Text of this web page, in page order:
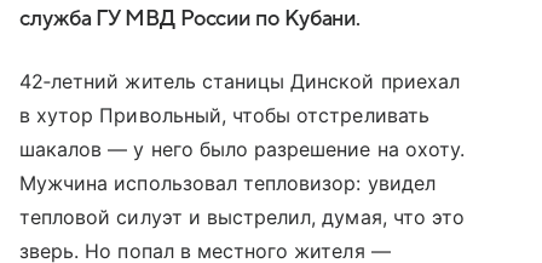
служба ГУ МВД России по Кубани.
42‑летний житель станицы Динской приехал
в хутор Привольный, чтобы отстреливать
шакалов — у него было разрешение на охоту.
Мужчина использовал тепловизор: увидел
тепловой силуэт и выстрелил, думая, что это
зверь. Но попал в местного жителя —